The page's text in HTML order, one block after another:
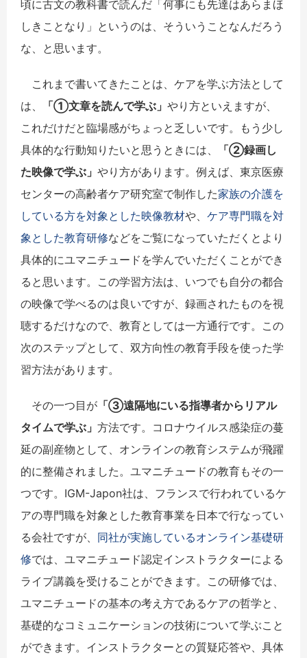
頃に古文の教科書で読んだ「何事にも先達はあらまほ
しきことなり」というのは、そういうことなんだろう
な、と思います。
これまで書いてきたことは、ケアを学ぶ方法として
は、
「①文章を読んで学ぶ」 やり方といえますが、
これだけだと臨場感がちょっと乏しいです。もう少し
具体的な行動知りたいと思うときには、
「②録画し
た映像で学ぶ」 やり方があります。例えば、東京医療
センターの高齢者ケア研究室で制作した家族の介護を
している方を対象とした映像教材や、 ケア専門職を対
象とした教育研修などをご覧になっていただくとより
具体的にユマニチュードを学んでいただくことができ
ると思います。この学習方法は、いつでも自分の都合
の映像で学べるのは良いですが、録画されたものを視
聴するだけなので、教育としては一方通行です。この
次のステップとして、双方向性の教育手段を使った学
習方法があります。
その一つ目が 「③遠隔地にいる指導者からリアル
タイムで学ぶ」 方法です。コロナウイルス感染症の蔓
延の副産物として、オンラインの教育システムが飛躍
的に整備されました。ユマニチュードの教育もその一
つです。IGM-Japon社は、フランスで行われているケ
アの専門職を対象とした教育事業を日本で行なってい
る会社ですが、 同社が実施しているオンライン基礎研
修では、ユマニチュード認定インストラクターによる
ライブ講義を受けることができます。この研修では、
ユマニチュードの基本の考え方であるケアの哲学と、
基礎的なコミュニケーションの技術について学ぶこと
ができます。インストラクターとの質疑応答や、具体